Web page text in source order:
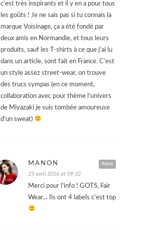
c’est très inspirants et il y en a pour tous
les goûts ! Je ne sais pas si tu connais la
marque Voisinage, ça a été fondé par
deux amis en Normandie, et tous leurs
produits, sauf les T-shirts à ce que j’ai lu
dans un article, sont fait en France. C’est
un style assez street-wear, on trouve
des trucs sympas (en ce moment,
collaboration avec pour thème l’univers
de Miyazaki je suis tombée amoureuse
d’un sweat)
Reply
MANON
25 avril 2016 at 09:32
Merci pour l’info ! GOTS, Fair
Wear… Ils ont 4 labels c’est top